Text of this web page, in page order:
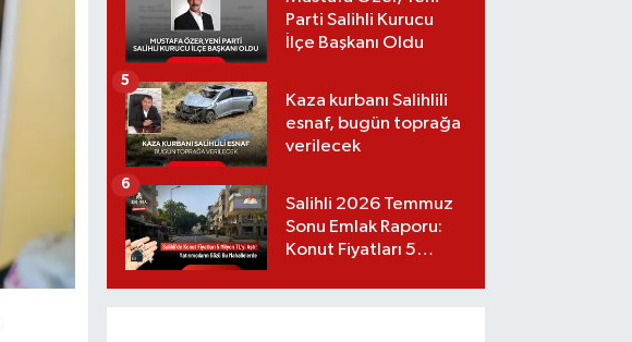
Parti Salihli Kurucu
İlçe Başkanı Oldu
Kaza kurbanı Salihlili
esnaf, bugün toprağa
verilecek
5
Salihli 2026 Temmuz
Sonu Emlak Raporu:
Konut Fiyatları 5
6